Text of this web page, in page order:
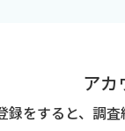
アカ
録をすると、調